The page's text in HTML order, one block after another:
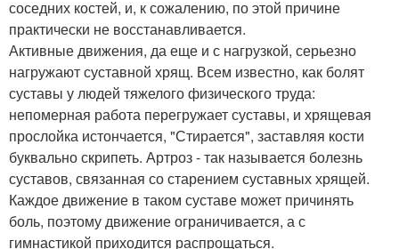
соседних костей, и, к сожалению, по этой причине
практически не восстанавливается.
Активные движения, да еще и с нагрузкой, серьезно
нагружают суставной хрящ. Всем известно, как болят
суставы у людей тяжелого физического труда:
непомерная работа перегружает суставы, и хрящевая
прослойка истончается, "Стирается", заставляя кости
буквально скрипеть. Артроз - так называется болезнь
суставов, связанная со старением суставных хрящей.
Каждое движение в таком суставе может причинять
боль, поэтому движение ограничивается, а с
гимнастикой приходится распрощаться.